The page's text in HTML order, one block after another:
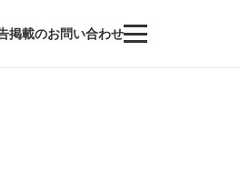
掲載のお問い合わせ